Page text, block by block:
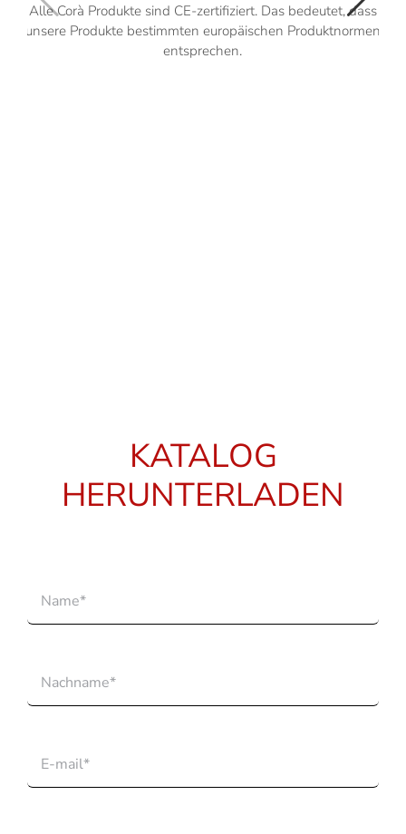
Alle Corà Produkte sind CE-zertifiziert. Das bedeutet, dass
unsere Produkte bestimmten europäischen Produktnormen
entsprechen.
KATALOG
HERUNTERLADEN